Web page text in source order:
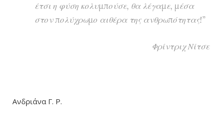
έτσι η φύση κολυμπούσε, θα λέγαμε, μέσα
στον πολύχρωμο αιθέρα της ανθρωπότητας!”
Φρίντριχ Νίτσε
Ανδριάνα Γ. Ρ.